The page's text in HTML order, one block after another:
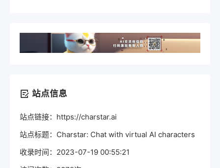
站点信息
站点链接：https://charstar.ai
站点标题：Charstar: Chat with virtual AI characters
收录时间：2023-07-19 00:55:21